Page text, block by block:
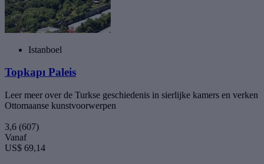
Istanboel
Topkapı Paleis
Leer meer over de Turkse geschiedenis in sierlijke kamers en verken
Ottomaanse kunstvoorwerpen
3,6 (607)
Vanaf
US$ 69,14